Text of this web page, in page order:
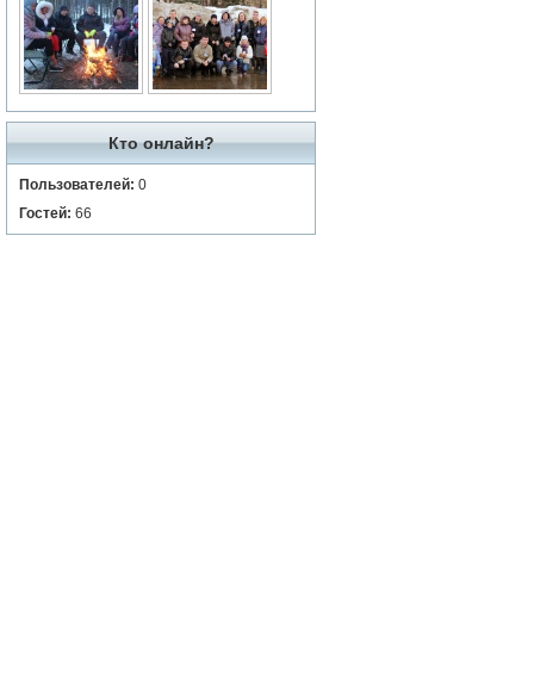
Кто онлайн?
Пользователей: 0
Гостей: 66